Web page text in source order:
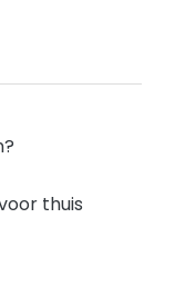
thuis